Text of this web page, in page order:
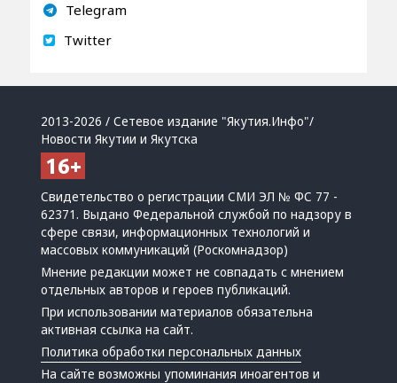
Telegram
Twitter
2013-2026 / Сетевое издание "Якутия.Инфо"/
Новости Якутии и Якутска
Свидетельство о регистрации СМИ ЭЛ № ФС 77 -
62371. Выдано Федеральной службой по надзору в
сфере связи, информационных технологий и
массовых коммуникаций (Роскомнадзор)
Мнение редакции может не совпадать с мнением
отдельных авторов и героев публикаций.
При использовании материалов обязательна
активная ссылка на сайт.
Политика обработки персональных данных
На сайте возможны упоминанияиноагентов и